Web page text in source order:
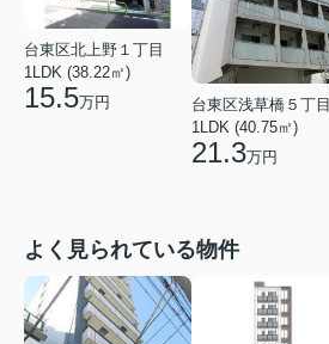
台東区北上野１丁目
1LDK (38.22㎡)
15.5万円
台東区浅草橋５丁目
1LDK (40.75㎡)
21.3万円
よく見られている物件